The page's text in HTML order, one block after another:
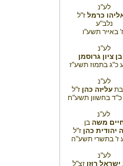
לע"נ
כרמל ז"ל
נלב"ע
באייר תשע"ו
לע"נ
ציון גרוסמן
כ"ג בתמוז תשע"ז
לע"נ
בת עליזה כהן ז"ל
כ"ד בחשוון תשע"ח
לע"נ
משה בן
יהודית כהן ז"ל
ז' בתשרי תשע"ה
לע"נ
רוזן זצ"ל